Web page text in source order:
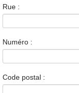
Rue :
Numéro :
Code postal :